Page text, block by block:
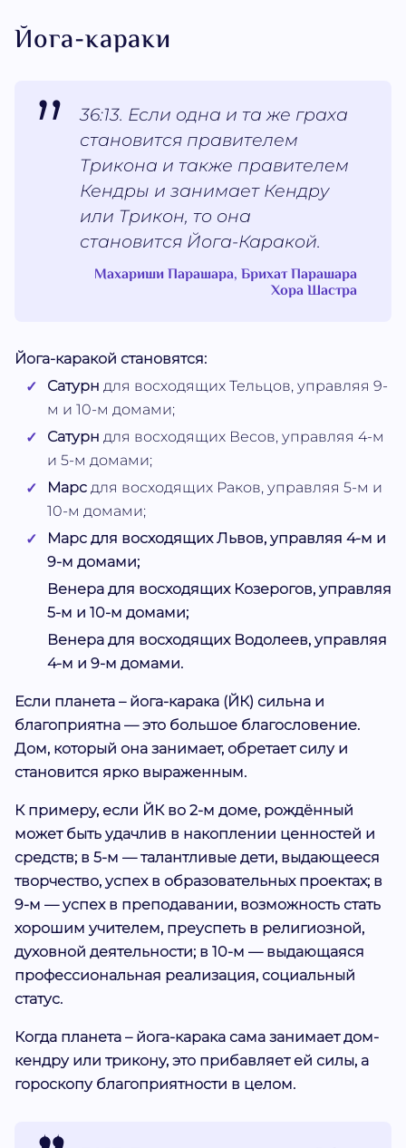
Йога-караки
36:13. Если одна и та же граха
становится правителем
Трикона и также правителем
Кендры и занимает Кендру
или Трикон, то она
становится Йога-Каракой.
Махариши Парашара, Брихат Парашара
Хора Шастра
Йога-каракой становятся:
Сатурн для восходящих Тельцов, управляя 9-
м и 10-м домами;
Сатурн для восходящих Весов, управляя 4-м
и 5-м домами;
Марс для восходящих Раков, управляя 5-м и
10-м домами;
Марс для восходящих Львов, управляя 4-м и
9-м домами;
Венера для восходящих Козерогов, управляя
5-м и 10-м домами;
Венера для восходящих Водолеев, управляя
4-м и 9-м домами.
Если планета – йога-карака (ЙК) сильна и
благоприятна — это большое благословение.
Дом, который она занимает, обретает силу и
становится ярко выраженным.
К примеру, если ЙК во 2-м доме, рождённый
может быть удачлив в накоплении ценностей и
средств; в 5-м — талантливые дети, выдающееся
творчество, успех в образовательных проектах; в
9-м — успех в преподавании, возможность стать
хорошим учителем, преуспеть в религиозной,
духовной деятельности; в 10-м — выдающаяся
профессиональная реализация, социальный
статус.
Когда планета – йога-карака сама занимает дом-
кендру или трикону, это прибавляет ей силы, а
гороскопу благоприятности в целом.